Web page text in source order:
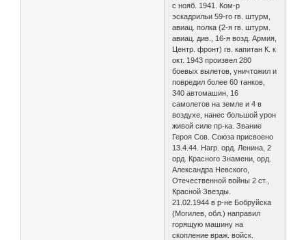
с нояб. 1941. Ком-р
эскадрильи 59-го гв. штурм,
авиац. полка (2-я гв. штурм.
авиац. див., 16-я возд. Армия,
Центр. фронт) гв. капитан К. к
окт. 1943 произвел 280
боевых вылетов, уничтожил и
по­вредил более 60 танков,
340 автомашин, 16
самолетов на земле и 4 в
воздухе, на­нес большой урон
живой силе пр-ка. Зва­ние
Героя Сов. Союза присвоено
13.4.44. Нагр. орд. Ленина, 2
орд. Красного Знамени, орд.
Александра Невского,
Отечественной войны 2 ст.,
Красной Звезды.
21.02.1944 в р-не Бобруйска
(Моги­лев, обл.) направил
горящую машину на
скопление враж. войск.